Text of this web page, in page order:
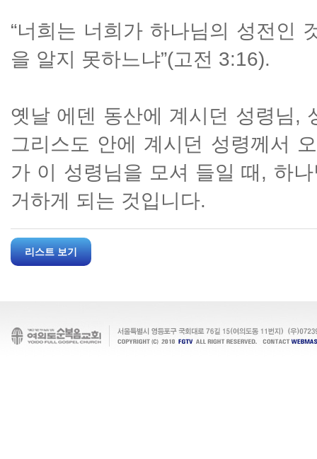
“너희는 너희가 하나님의 성전인
을 알지 못하느냐”(고전 3:16).
옛날 에덴 동산에 계시던 성령님,
그리스도 안에 계시던 성령께서
가 이 성령님을 모셔 들일 때, 하
거하게 되는 것입니다.
리스트 보기